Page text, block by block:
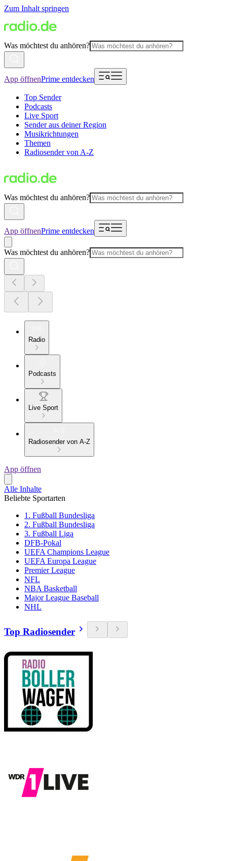
Zum Inhalt springen
Was möchtest du anhören?
App öffnenPrime entdecken
Top Sender
Podcasts
Live Sport
Sender aus deiner Region
Musikrichtungen
Themen
Radiosender von A-Z
Was möchtest du anhören?
App öffnenPrime entdecken
Was möchtest du anhören?
Radio
Podcasts
Live Sport
Radiosender von A-Z
App öffnen
Alle Inhalte
Beliebte Sportarten
1. Fußball Bundesliga
2. Fußball Bundesliga
3. Fußball Liga
DFB-Pokal
UEFA Champions League
UEFA Europa League
Premier League
NFL
NBA Basketball
Major League Baseball
NHL
Top Radiosender